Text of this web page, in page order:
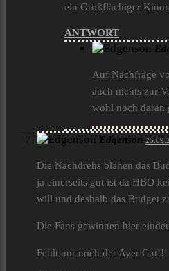
ein Großflächiger
ANTWORT
Auf Nachfrage
auch nichts zur
wohl noch daran
Edgenson
Die Nachdrehs blähen das
ja einerseits gut ist da HBO
will und deshalb das Budget
Die Fans gewinnen hier
Fehlt nur noch der Ayer Cut!!!